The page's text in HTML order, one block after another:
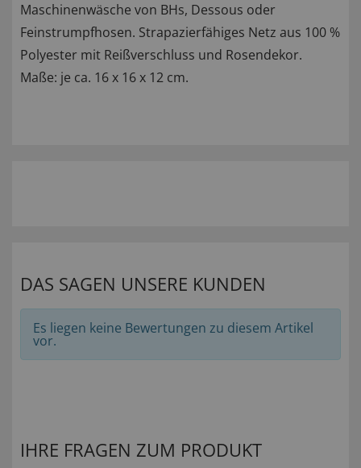
Maschinenwäsche von BHs, Dessous oder
Feinstrumpfhosen. Strapazierfähiges Netz aus 100 %
Polyester mit Reißverschluss und Rosendekor.
Maße: je ca. 16 x 16 x 12 cm.
DAS SAGEN UNSERE KUNDEN
Es liegen keine Bewertungen zu diesem Artikel
vor.
IHRE FRAGEN ZUM PRODUKT